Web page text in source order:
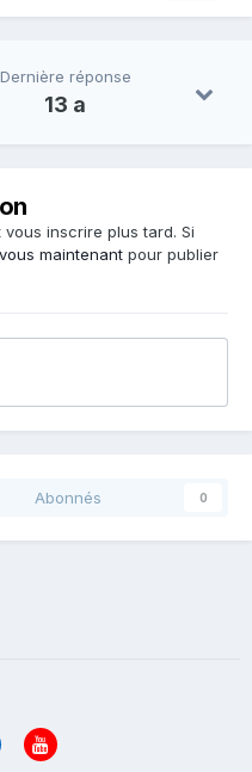
Dernière réponse
13 a
inscrire plus tard. Si
maintenant pour publier
Abonnés 0